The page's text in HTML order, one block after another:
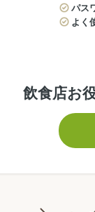
パス
よく
飲食店お